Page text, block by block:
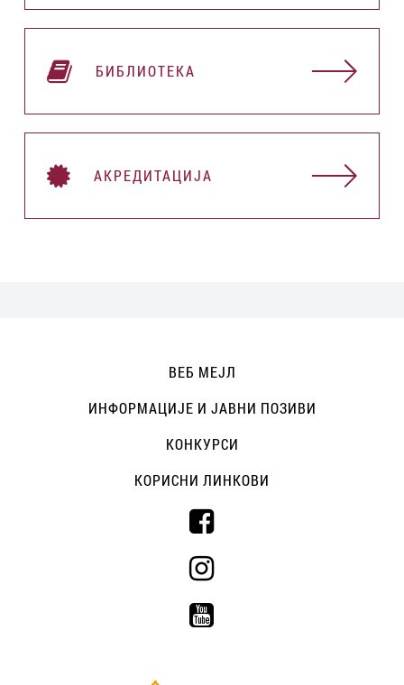
БИБЛИОТЕКА
АКРЕДИТАЦИЈА
ВЕБ МЕЈЛ
ИНФОРМАЦИЈЕ И ЈАВНИ ПОЗИВИ
КОНКУРСИ
КОРИСНИ ЛИНКОВИ